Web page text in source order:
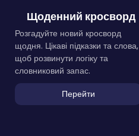
Щоденний кросворд
Розгадуйте новий кросворд
щодня. Цікаві підказки та слова,
щоб розвинути логіку та
словниковий запас.
Перейти